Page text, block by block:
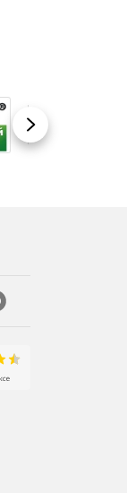
Вперед